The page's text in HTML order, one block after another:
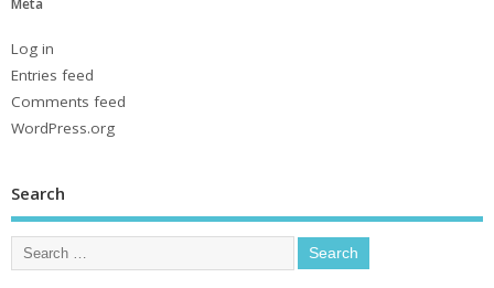
Meta
Log in
Entries feed
Comments feed
WordPress.org
Search